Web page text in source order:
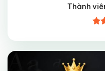
Thành
45
Giảm giá!